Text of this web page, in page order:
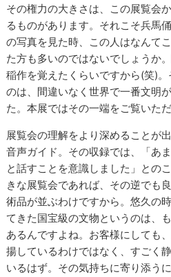
その権力の大きさは、この展覧会
るものがあります。それこそ兵馬
の写真を見た時、この人はなんて
た方も多いのではないでしょうか
稲作を覚えたくらいですから(笑)
のは、間違いなく世界で一番文明
た。本展ではその一端をご覧いた
展覧会の理解をより深めることが
音声ガイド。その収録では、「あ
と話すことを意識しました」との
きな展覧会であれば、その逆でも
術品が並ぶわけですから。悠久の
てきた国宝級の文物というのは、
あるんですよね。お客様にしても
揚しているわけではなく、すごく
いるはず。その気持ちに寄り添う